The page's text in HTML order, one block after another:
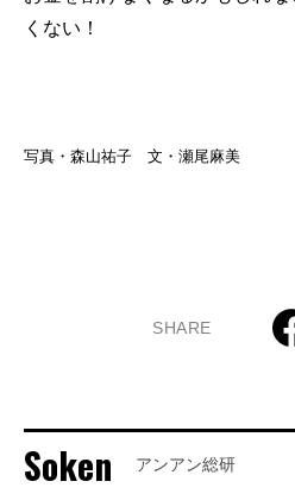
くない！
写真・森山祐子 文・瀬尾麻美
SHARE
Soken アンアン総研